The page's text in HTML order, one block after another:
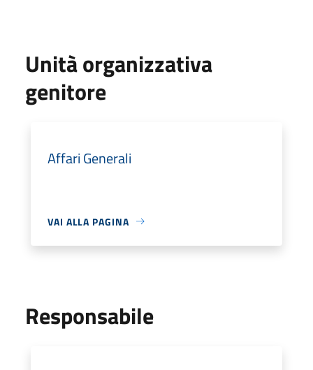
Unità organizzativa
genitore
Affari Generali
VAI ALLA PAGINA
Responsabile